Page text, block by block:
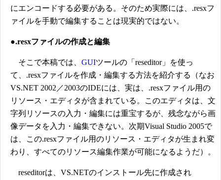
にエンコードする必要がある。そのため実際には、.resxフ
ァイルを手動で編集することは現実的ではない。
●.resxファイルの作成と編集
そこで本稿では、 GUIツールの「reseditor」を使っ
て、.resxファイルを作成・編集する方法を紹介する（なお
VS.NET 2002／2003のIDEには、実は、.resxファイル用の
リソース・エディタが含まれている。このエディタは、文
字列リソースの入力・編集には重宝するが、残念ながら画
像データを入力・編集できない。次期Visual Studio 2005で
は、この.resxファイル用のリソース・エディタが生まれ変
わり、すべてのリソース編集作業が可能になるようだ）。
reseditorは、VS.NETのインストール先に作成され